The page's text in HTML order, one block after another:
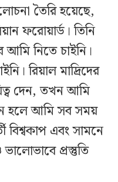
তৈরি হয়েছে,
ফরোয়ার্ড। তিনি
নিতে চাইনি।
রিয়াল মাদ্রিদের
দেন, তখন আমি
হলে আমি সব সময়
বিশ্বকাপ এবং সামনে
প্রস্তুতি